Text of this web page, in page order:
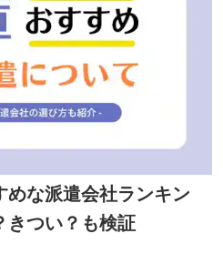
な派遣会社ランキン
きつい？も検証